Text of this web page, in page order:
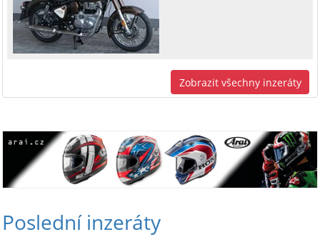
Zobrazit všechny inzeráty
Poslední inzeráty